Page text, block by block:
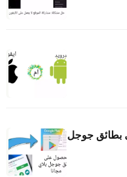
بطائق جوجل